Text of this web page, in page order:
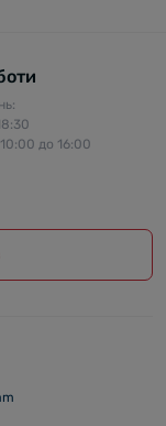
до 16:00